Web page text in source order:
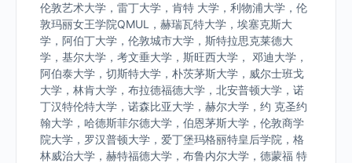
伦敦艺术大学，雷丁大学，肯特 大学，利物浦大学，伦
敦玛丽女王学院QMUL，赫瑞瓦特大学，埃塞克斯大
学，阿伯丁大学，伦敦城市大学，斯特拉思克莱德大
学，基尔大学，考文垂大学，斯旺西大学， 邓迪大学，
阿伯泰大学，切斯特大学，朴茨茅斯大学，威尔士班戈
大学，林肯大学，布拉德福德大学，北安普顿大学，诺
丁汉特伦特大学，诺森比亚大学，赫尔大学，约 克圣约
翰大学，哈德斯菲尔德大学，伯恩茅斯大学，伦敦商学
院大学，罗汉普顿大学，爱丁堡玛格丽特皇后学院，格
林威治大学，赫特福德大学，布鲁内尔大学，德蒙福 特